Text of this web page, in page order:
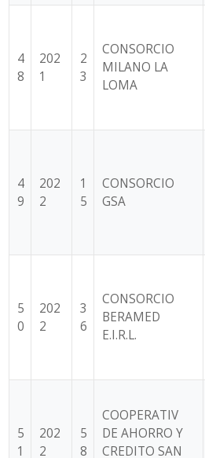
4
8
202
1
2
3
CONSORCIO
MILANO LA
LOMA
4
9
202
2
1
5
CONSORCIO
GSA
5
0
202
2
3
6
CONSORCIO
BERAMED
E.I.R.L.
5
1
202
2
5
8
COOPERATIV
DE AHORRO Y
CREDITO SAN